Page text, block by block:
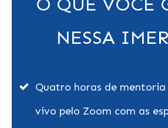
NESSA
Quatro horas de mentoria
vivo pelo Zoom com as